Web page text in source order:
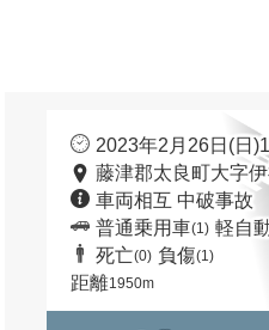
2023年2月26日(日
藤津郡太良町大字
車両相互 中破事故
普通乗用車(1) 軽自
死亡(0) 負傷(1)
距離1950m